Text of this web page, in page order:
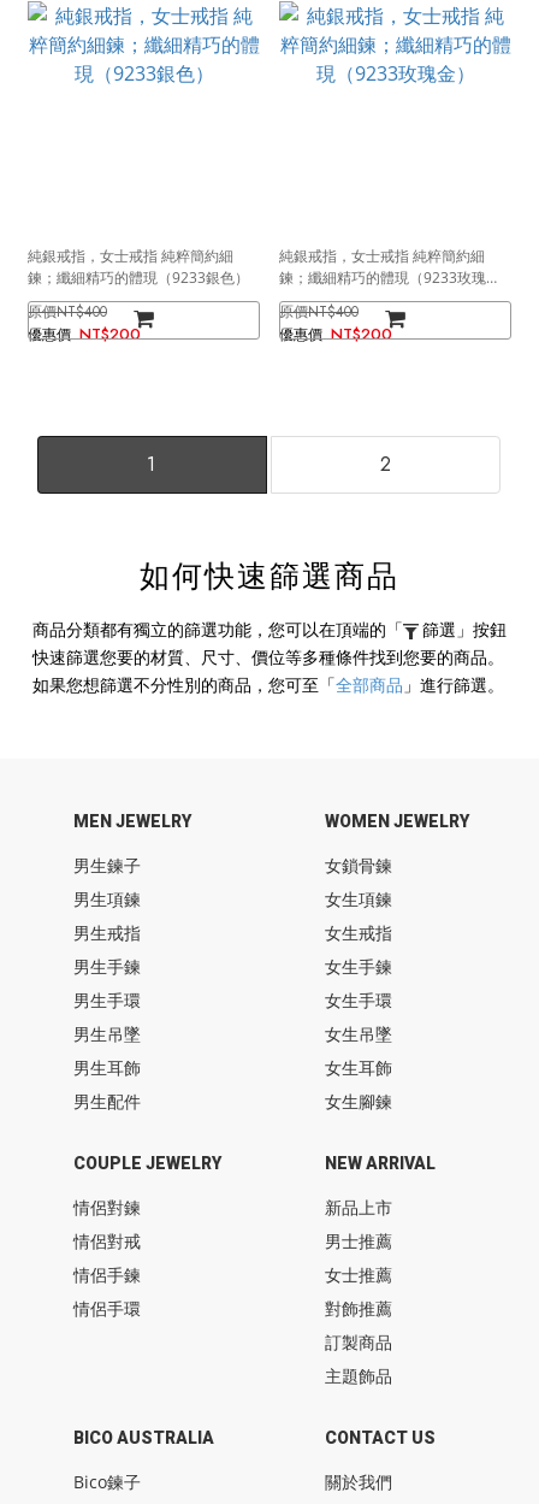
純銀戒指，女士戒指 純粹簡約細
鍊；纖細精巧的體現（9233銀色）
NT$400
NT$200
純銀戒指，女士戒指 純粹簡約細
鍊；纖細精巧的體現（9233玫瑰
金）
NT$400
NT$200
1 2
如何快速篩選商品
商品分類都有獨立的篩選功能，您可以在頂端的 「 篩選」 按鈕
快速篩選您要的材質、尺寸、價位等多種條件找到您要的商品。
如果您想篩選不分性別的商品，您可至 「全部商品 」 進行篩選。
MEN JEWELRY
男生鍊子
男生項鍊
男生戒指
男生手鍊
男生手環
男生吊墜
男生耳飾
男生配件
WOMEN JEWELRY
女鎖骨鍊
女生項鍊
女生戒指
女生手鍊
女生手環
女生吊墜
女生耳飾
女生腳鍊
COUPLE JEWELRY
情侶對鍊
情侶對戒
情侶手鍊
情侶手環
BICO AUSTRALIA
Bico鍊子
NEW ARRIVAL
新品上市
男士推薦
女士推薦
對飾推薦
訂製商品
主題飾品
CONTACT US
關於我們